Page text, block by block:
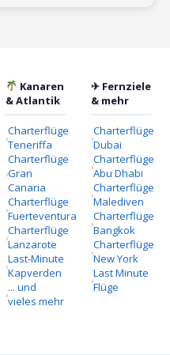
Kanaren
& Atlantik
Charterflüge
Teneriffa
Charterflüge
Gran
Canaria
Charterflüge
Fuerteventura
Charterflüge
Lanzarote
Last-Minute
Kapverden
... und
vieles mehr
✈ Fernziele
& mehr
Charterflüge
Dubai
Charterflüge
Abu Dhabi
Charterflüge
Malediven
Charterflüge
Bangkok
Charterflüge
New York
Last Minute
Flüge